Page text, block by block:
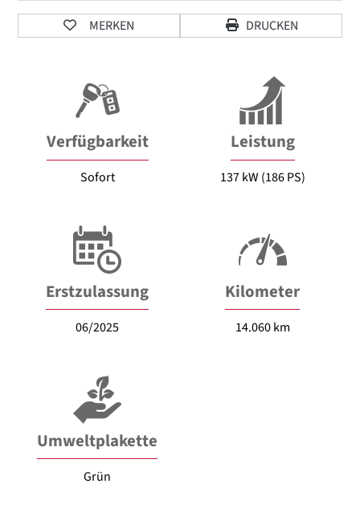
MERKEN DRUCKEN
Verfügbarkeit
Sofort
Leistung
137 kW (186 PS)
Erstzulassung
06/2025
Kilometer
14.060 km
Umweltplakette
Grün